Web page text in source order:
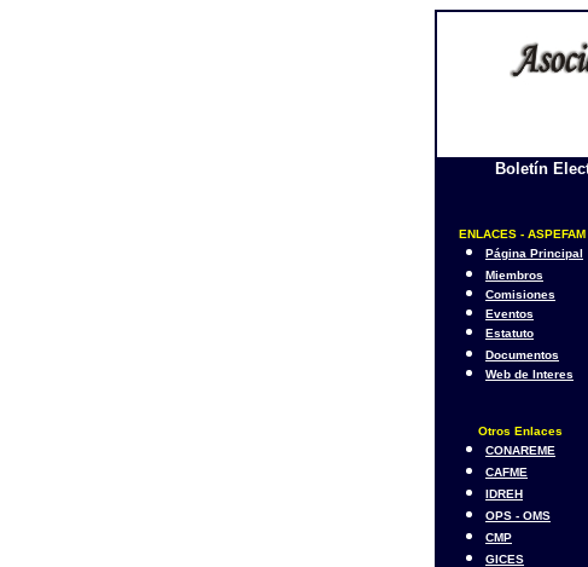
Boletín
ENLACES - ASPEFAM
Página Principal
Miembros
Comisiones
Eventos
Estatuto
Documentos
Web de Interes
Otros Enlaces
CONAREME
CAFME
IDREH
OPS - OMS
CMP
GICES